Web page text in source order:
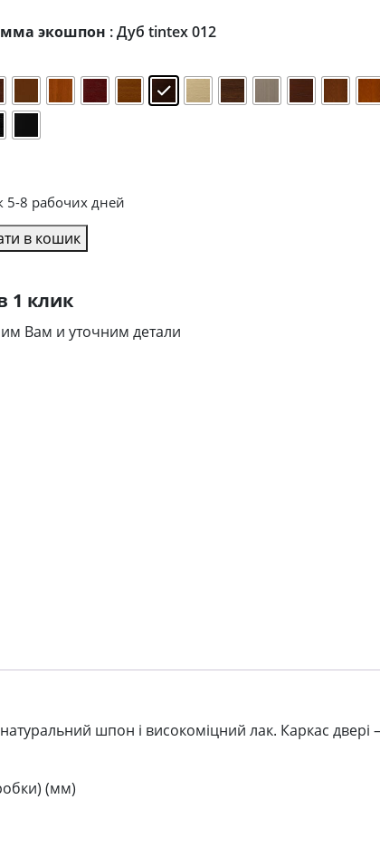
100₴
11
304₴
экошпон : Дуб tintex 012
5-8 рабочих дней
в кошик
1 клик
Вам и уточним детали
шпон і високоміцний лак. Каркас двері
(мм)